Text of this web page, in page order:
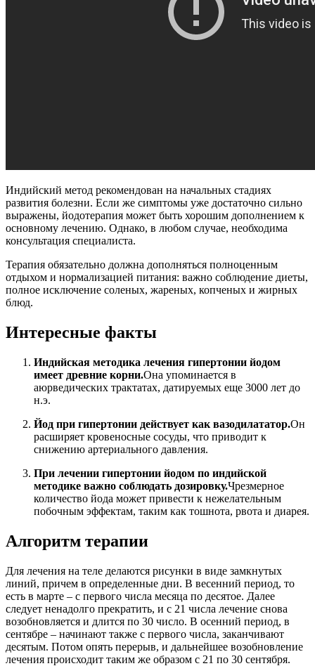
Индийский метод рекомендован на начальных стадиях
развития болезни. Если же симптомы уже достаточно сильно
выражены, йодотерапия может быть хорошим дополнением к
основному лечению. Однако, в любом случае, необходима
консультация специалиста.
Терапия обязательно должна дополняться полноценным
отдыхом и нормализацией питания: важно соблюдение диеты,
полное исключение соленых, жареных, копченых и жирных
блюд.
Интересные факты
Индийская методика лечения гипертонии йодом
имеет древние корни.Она упоминается в
аюрведических трактатах, датируемых еще 3000 лет до
н.э.
Йод при гипертонии действует как вазодилататор.Он
расширяет кровеносные сосуды, что приводит к
снижению артериального давления.
При лечении гипертонии йодом по индийской
методике важно соблюдать дозировку.Чрезмерное
количество йода может привести к нежелательным
побочным эффектам, таким как тошнота, рвота и диарея.
Алгоритм терапии
Для лечения на теле делаются рисунки в виде замкнутых
линий, причем в определенные дни. В весенний период, то
есть в марте – с первого числа месяца по десятое. Далее
следует ненадолго прекратить, и с 21 числа лечение снова
возобновляется и длится по 30 число. В осенний период, в
сентябре – начинают также с первого числа, заканчивают
десятым. Потом опять перерыв, и дальнейшее возобновление
лечения происходит таким же образом с 21 по 30 сентября.